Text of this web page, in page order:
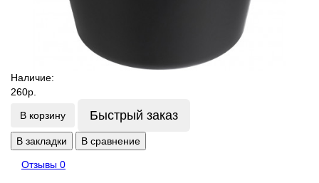
Наличие:
260р.
В корзину Быстрый заказ
В закладки В сравнение
Отзывы 0